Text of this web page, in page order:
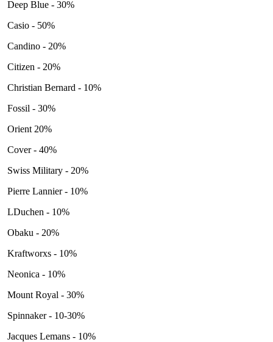
Deep Blue - 30%
Casio - 50%
Candino - 20%
Citizen - 20%
Christian Bernard - 10%
Fossil - 30%
Orient 20%
Cover - 40%
Swiss Military - 20%
Pierre Lannier - 10%
LDuchen - 10%
Obaku - 20%
Kraftworxs - 10%
Neonica - 10%
Mount Royal - 30%
Spinnaker - 10-30%
Jacques Lemans - 10%